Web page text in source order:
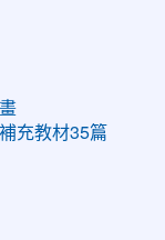
充教材35篇